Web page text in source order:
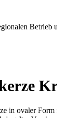
Betrieb
in ovaler